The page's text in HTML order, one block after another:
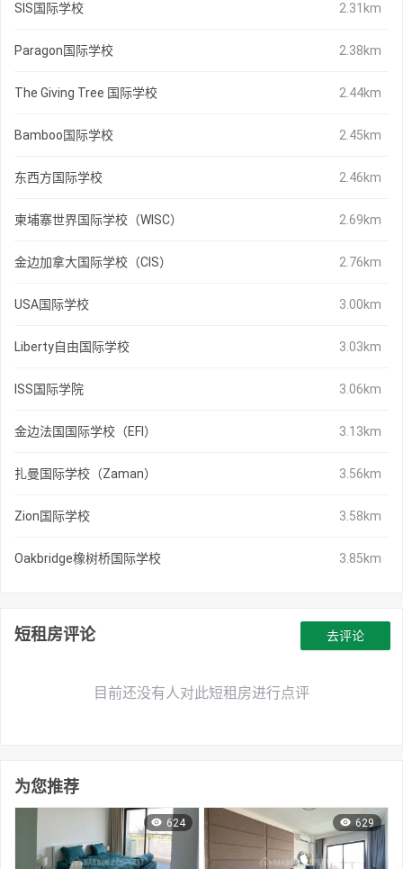
SIS国际学校 2.31km
Paragon国际学校 2.38km
The Giving Tree 国际学校 2.44km
Bamboo国际学校 2.45km
东西方国际学校 2.46km
柬埔寨世界国际学校（WISC） 2.69km
金边加拿大国际学校（CIS） 2.76km
USA国际学校 3.00km
Liberty自由国际学校 3.03km
ISS国际学院 3.06km
金边法国国际学校（EFI） 3.13km
扎曼国际学校（Zaman） 3.56km
Zion国际学校 3.58km
Oakbridge橡树桥国际学校 3.85km
短租房评论
目前还没有人对此短租房进行点评
去评论
为您推荐
624 629